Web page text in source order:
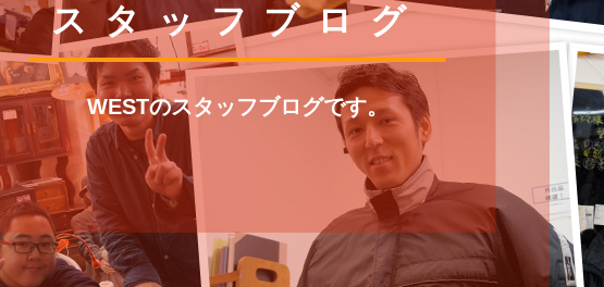
スタッフブログ
WESTのスタッフブログです。